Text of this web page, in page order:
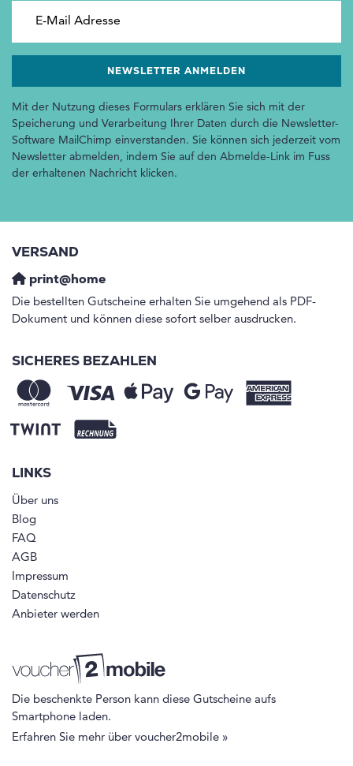
Mit der Nutzung dieses Formulars erklären Sie sich mit der
Speicherung und Verarbeitung Ihrer Daten durch die Newsletter-
Software MailChimp einverstanden. Sie können sich jederzeit vom
Newsletter abmelden, indem Sie auf den Abmelde-Link im Fuss
der erhaltenen Nachricht klicken.
VERSAND
print@home
Die bestellten Gutscheine erhalten Sie umgehend als PDF-
Dokument und können diese sofort selber ausdrucken.
SICHERES BEZAHLEN
LINKS
Über uns
Blog
FAQ
AGB
Impressum
Datenschutz
Anbieter werden
Die beschenkte Person kann diese Gutscheine aufs
Smartphone laden.
Erfahren Sie mehr über voucher2mobile »